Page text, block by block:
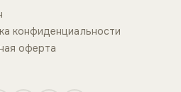
конфиденциальности
оферта